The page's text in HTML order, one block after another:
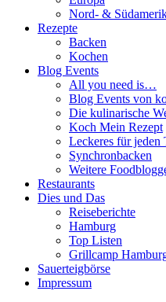
Nord- &
Rezepte
Backen
Kochen
Blog Events
All you need is…
Blog Events von
Die kulinarische
Koch Mein Rezept
Leckeres für jeden
Synchronbacken
Weitere
Restaurants
Dies und Das
Reiseberichte
Hamburg
Top Listen
Grillcamp
Sauerteigbörse
Impressum